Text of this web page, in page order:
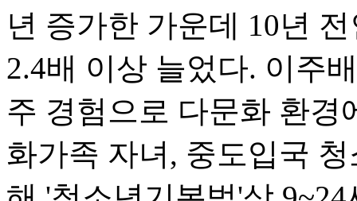
년 증가한 가운데 10년
2.4배 이상 늘었다. 이주
주 경험으로 다문화 환경
화가족 자녀, 중도입국